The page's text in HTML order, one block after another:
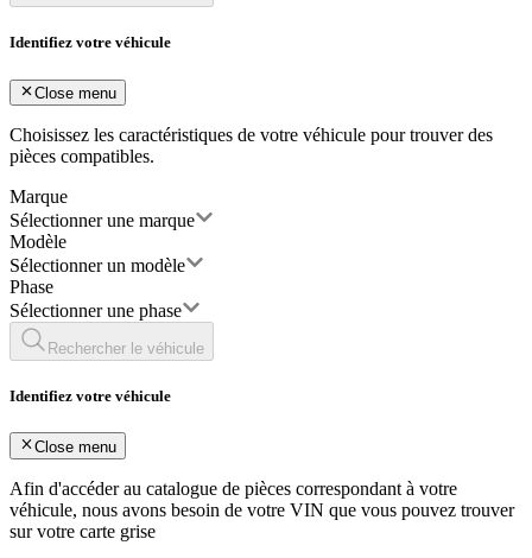
Identifiez votre véhicule
Close menu
Choisissez les caractéristiques de votre véhicule pour trouver des
pièces compatibles.
Marque
Sélectionner une marque
Modèle
Sélectionner un modèle
Phase
Sélectionner une phase
Rechercher le véhicule
Identifiez votre véhicule
Close menu
Afin d'accéder au catalogue de pièces correspondant à votre
véhicule, nous avons besoin de votre VIN que vous pouvez trouver
sur votre carte grise